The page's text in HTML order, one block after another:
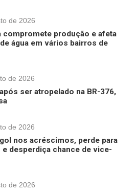
de 2026
compromete produção e afeta
água em vários bairros de
de 2026
ser atropelado na BR-376,
de 2026
nos acréscimos, perde para
e desperdiça chance de vice-
de 2026